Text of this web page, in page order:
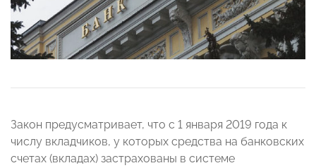
Закон предусматривает, что с 1 января 2019 года к
числу вкладчиков, у которых средства на банковских
счетах (вкладах) застрахованы в системе